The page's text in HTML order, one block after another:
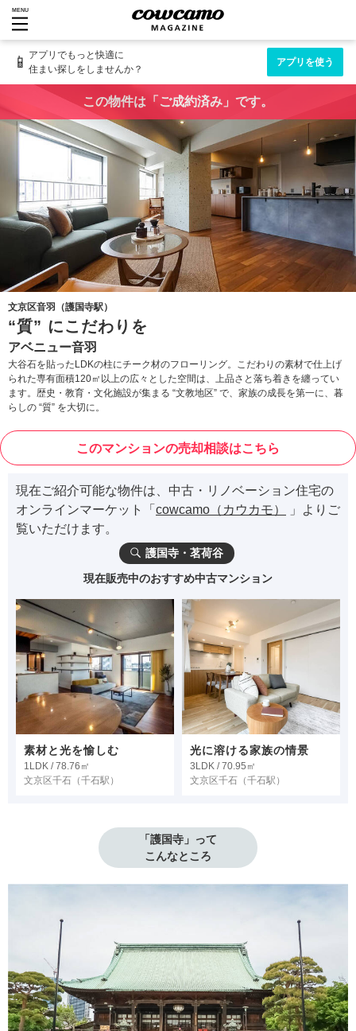
MENU
📱 アプリでもっと快適に
住まい探しをしませんか？
アプリを使う
この物件は「ご成約済み」です。
文京区音羽（護国寺駅）
“質” にこだわりを
アベニュー音羽
大谷石を貼ったLDKの柱にチーク材のフローリング。こだわりの素材で仕上げ
られた専有面積120㎡以上の広々とした空間は、上品さと落ち着きを纏ってい
ます。歴史・教育・文化施設が集まる “文教地区” で、家族の成長を第一に、暮
らしの “質” を大切に。
このマンションの売却相談はこちら
現在ご紹介可能な物件は、中古・リノベーション住宅の
オンラインマーケット「 cowcamo（カウカモ）
」よりご
覧いただけます。
護国寺・茗荷谷
現在販売中のおすすめ中古マンション
素材と光を愉しむ
1LDK / 78.76㎡
文京区千石 （千石駅）
光に溶ける家族の情景
3LDK / 70.95㎡
文京区千石 （千石駅）
「護国寺」って
こんなところ